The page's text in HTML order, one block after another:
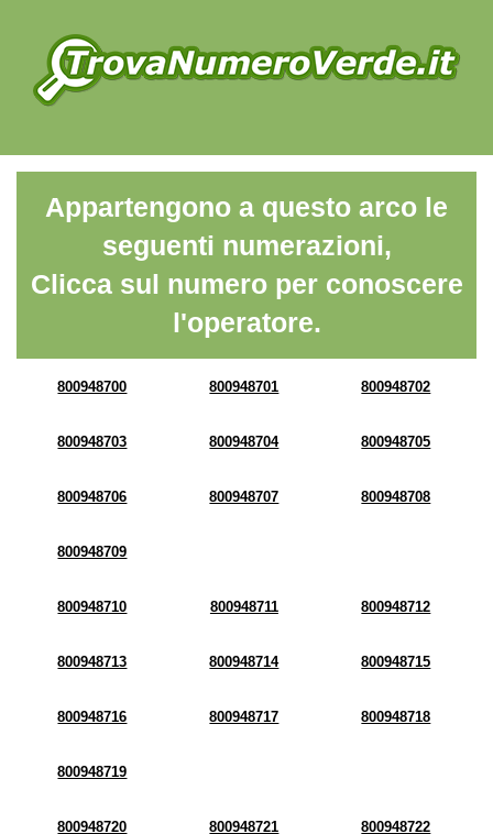
Appartengono a questo arco le
seguenti numerazioni,
Clicca sul numero per conoscere
l'operatore.
800948700 800948701 800948702
800948703 800948704 800948705
800948706 800948707 800948708
800948709
800948710 800948711 800948712
800948713 800948714 800948715
800948716 800948717 800948718
800948719
800948720 800948721 800948722